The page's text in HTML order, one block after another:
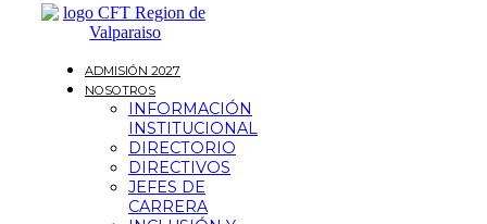
ADMISIÓN 2027
NOSOTROS
INFORMACIÓN
INSTITUCIONAL
DIRECTORIO
DIRECTIVOS
JEFES DE
CARRERA